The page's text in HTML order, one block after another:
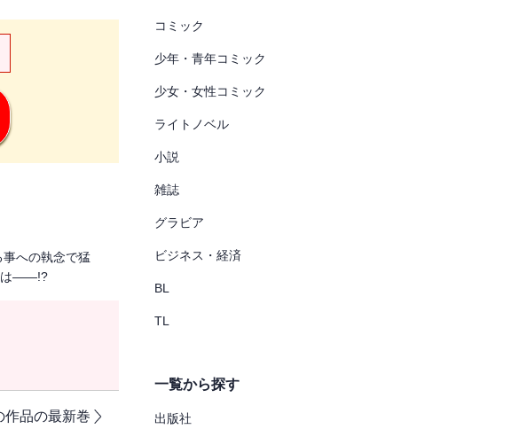
への執念で猛
は――!?
作品の最新巻
コミック
少年・青年コミック
少女・女性コミック
ライトノベル
小説
雑誌
グラビア
ビジネス・経済
BL
TL
一覧から探す
出版社